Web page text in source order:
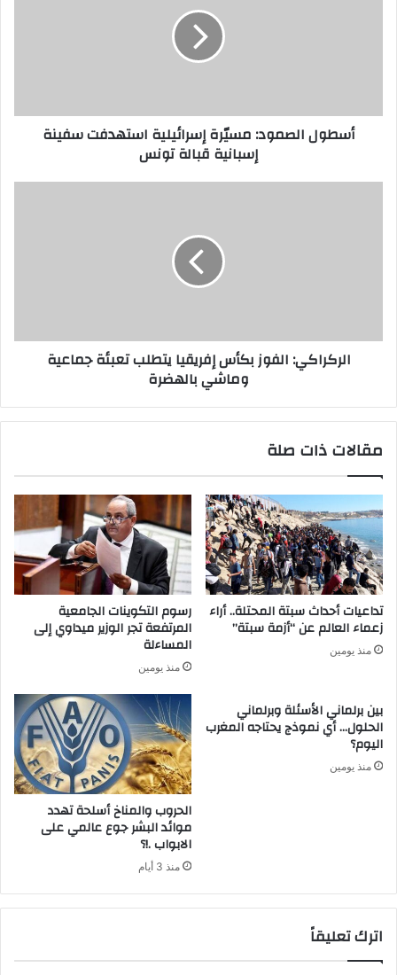
أسطول الصمود: مسيّرة إسرائيلية استهدفت سفينة
إسبانية قبالة تونس
الركراكي: الفوز بكأس إفريقيا يتطلب تعبئة جماعية
وماشي بالهضرة
مقالات ذات صلة
تداعيات أحداث سبتة المحتلة.. أراء
زعماء العالم عن “أزمة سبتة”
منذ يومين
رسوم التكوينات الجامعية
المرتفعة تجر الوزير ميداوي إلى
المساءلة
منذ يومين
بين برلماني الأسئلة وبرلماني
الحلول… أي نموذج يحتاجه المغرب
اليوم؟
منذ يومين
الحروب والمناخ أسلحة تهدد
موائد البشر جوع عالمي على
الابواب .!؟
منذ 3 أيام
اترك تعليقاً